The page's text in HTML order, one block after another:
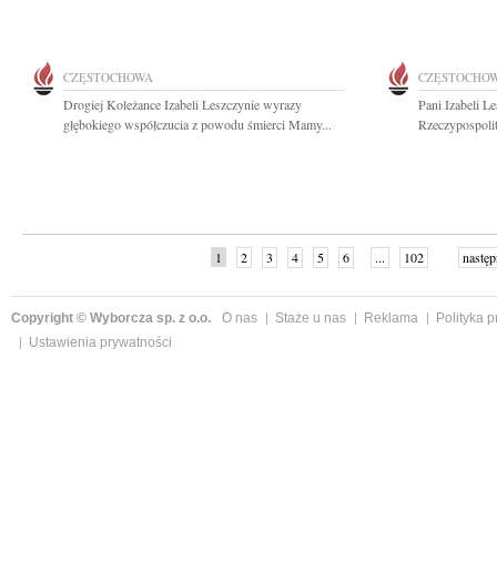
CZĘSTOCHOWA
Drogiej Koleżance Izabeli Leszczynie wyrazy
głębokiego współczucia z powodu śmierci Mamy...
Pani Izabeli
1 2 3 4 5 6 ... 102
Copyright © Wyborcza sp. z o.o. O nas Staże u nas Reklama
Polityka
Ustawienia prywatności